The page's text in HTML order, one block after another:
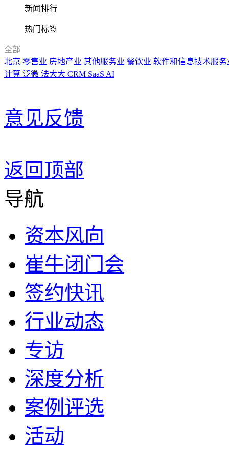
新闻排行
热门标签
全部
北京 零售业 房地产业 其他服务业 餐饮业 软件和信息技术服
计算 泛微 法大大 CRM SaaS AI
意见反馈
返回顶部
导航
资本风向
崔牛闭门会
签约快讯
行业动态
专访
深度分析
案例评选
活动